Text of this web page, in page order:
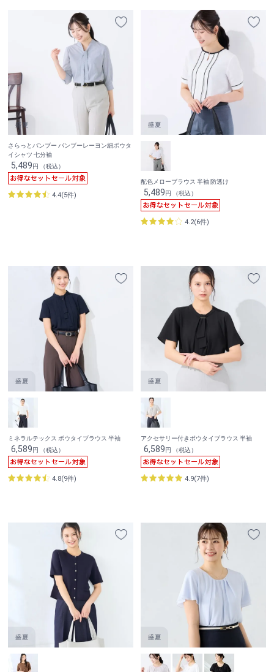
さらっとバンブー バンブーレーヨン細ボウタ
イシャツ 七分袖
5,489円 （税込）
4.4(5件)
配色メローブラウス 半袖 防透け
5,489円 （税込）
4.2(6件)
ミネラルテックス ボウタイブラウス 半袖
6,589円 （税込）
4.8(9件)
アクセサリー付きボウタイブラウス 半袖
6,589円 （税込）
4.9(7件)